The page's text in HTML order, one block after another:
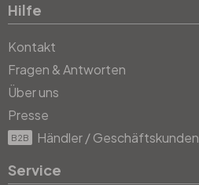
Hilfe
Kontakt
Fragen & Antworten
Über uns
Presse
B2B Händler / Geschäftskunden
Service